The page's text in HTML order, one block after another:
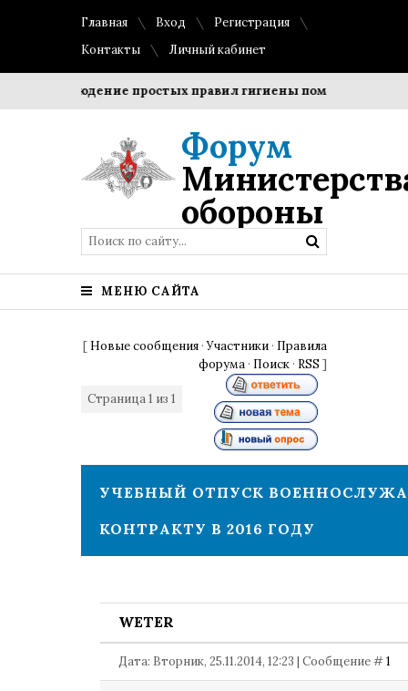
Главная Вход
Регистрация
Контакты
Личный кабинет
Соблюдение простых правил гигиены помогает
Форум
обороны
МЕНЮ САЙТА
[ Новые сообщения ·Участники · Правила
форума · Поиск · RSS ]
Страница1 из 1
УЧЕБНЫЙ ОТПУСК
КОНТРАКТУ В 2016 ГОДУ
WETER
Дата: Вторник, 25.11.2014, 12:23 | Сообщение #1